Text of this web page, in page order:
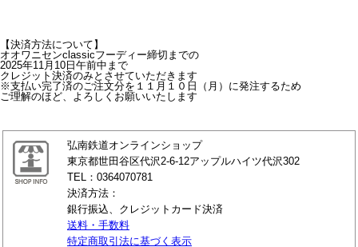
【決済方法について】
オオワニセンclassicフーディー締切までの
2025年11月10日午前中まで
クレジット決済のみとさせていただきます
※支払い完了済のご注文分を１１月１０日（月）に発注するため
ご理解のほど、よろしくお願いいたします
弘南鉄道オンラインショップ
東京都世田谷区代沢2-6-12アップルハイツ代沢302
TEL：0364070781
決済方法：
銀行振込、クレジットカード決済
送料・手数料
特定商取引法に基づく表示